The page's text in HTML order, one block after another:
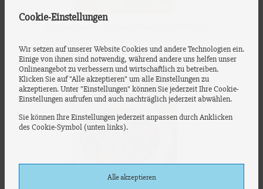
Cookie-Einstellungen
Wir setzen auf unserer Website Cookies und andere Technologien ein.
Einige von ihnen sind notwendig, während andere uns helfen unser
Onlineangebot zu verbessern und wirtschaftlich zu betreiben.
Klicken Sie auf "Alle akzeptieren" um alle Einstellungen zu
akzeptieren. Unter "Einstellungen" können Sie jederzeit Ihre Cookie-
Einstellungen aufrufen und auch nachträglich jederzeit abwählen.
Sie können Ihre Einstellungen jederzeit anpassen durch Anklicken
des Cookie-Symbol (unten links).
Alle akzeptieren